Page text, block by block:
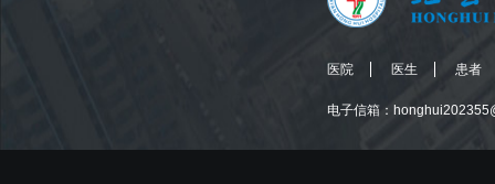
医院 医生 患者
电子信箱：